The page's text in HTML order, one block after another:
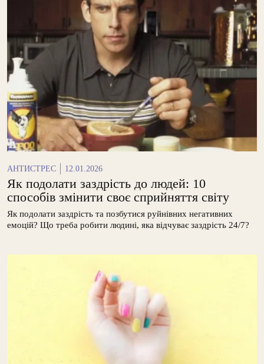
АНТИСТРЕС 12.01.2026
Як подолати заздрість до людей: 10
способів змінити своє сприйняття світу
Як подолати заздрість та позбутися руйнівних негативних
емоцій? Що треба робити людині, яка відчуває заздрість 24/7?